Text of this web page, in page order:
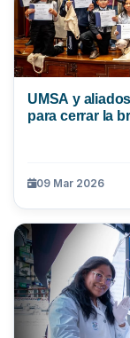
UMSA y
para cerrar la
09 Mar 2026